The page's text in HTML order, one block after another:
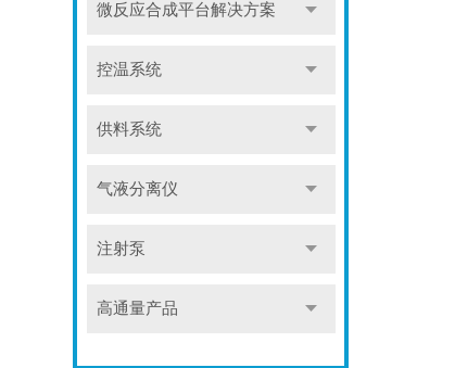
微反应合成平台解决方案
控温系统
供料系统
气液分离仪
注射泵
高通量产品